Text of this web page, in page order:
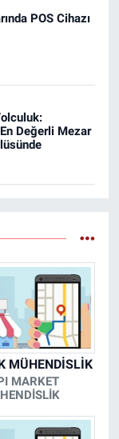
POS Cihazı
Değerli Mezar
MÜHENDİSLİK
MARKET